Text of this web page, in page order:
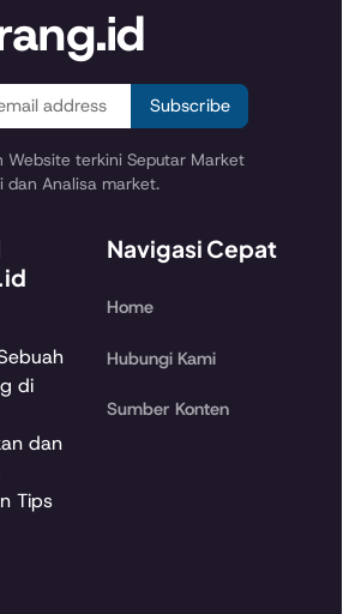
Subscribe
Website terkini Seputar Market
dan Analisa market.
di
dan
Tips
Navigasi Cepat
Home
Hubungi Kami
Sumber Konten